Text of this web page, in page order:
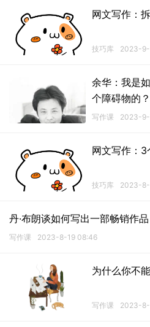
网文写作：
技巧库 2023-9-
余华：我是
个障碍物的？
写作课 2023-
网文写作：3
技巧库 2023-
丹·布朗谈如何写出一部畅销作品
写作课 2023-8-19 08:46
为什么你不
写作课 2023-